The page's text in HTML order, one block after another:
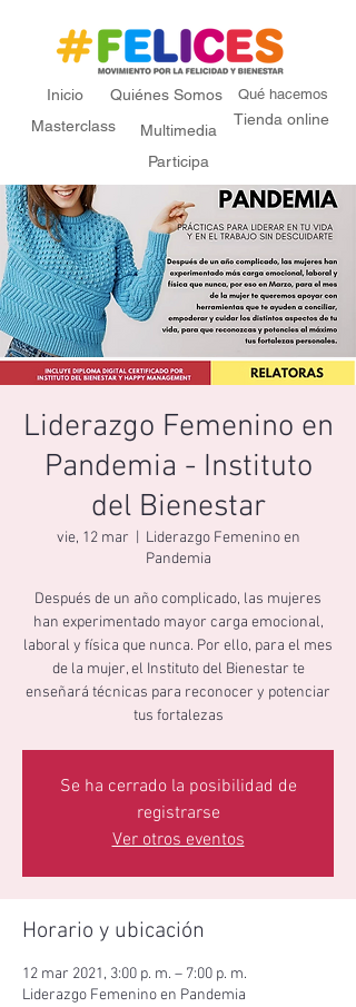
Inicio Quiénes Somos Qué hacemos
Masterclass Multimedia
Tienda online
Participa
Liderazgo Femenino en
Pandemia - Instituto
del Bienestar
vie, 12 mar
Liderazgo Femenino en
Pandemia
Después de un año complicado, las mujeres
han experimentado mayor carga emocional,
laboral y física que nunca. Por ello, para el mes
de la mujer, el Instituto del Bienestar te
enseñará técnicas para reconocer y potenciar
tus fortalezas
Se ha cerrado la posibilidad de
registrarse
Ver otros eventos
Horario y ubicación
12 mar 2021, 3:00 p. m. – 7:00 p. m.
Liderazgo Femenino en Pandemia